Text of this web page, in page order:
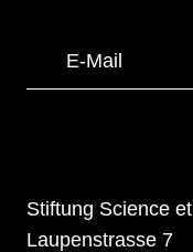
Stiftung Science
Laupenstrasse 7